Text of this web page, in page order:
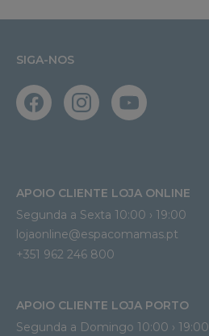
SIGA-NOS
APOIO CLIENTE LOJA ONLINE
Segunda a Sexta 10:00 › 19:00
lojaonline@espacomamas.pt
+351 962 246 800
APOIO CLIENTE LOJA PORTO
Segunda a Domingo 10:00 › 19:00